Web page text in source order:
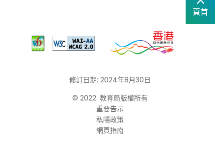
頁首
修訂日期: 2024年8月30日
© 2022. 教育局版權所有
重要告示
私隱政策
網頁指南